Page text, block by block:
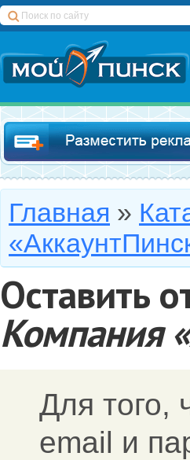
Главная »
Оставить
Компания
Для того,
email и